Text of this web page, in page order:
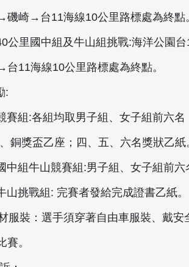
磯崎→台11海線10公里路標處為終點
里國中組及牛山組挑戰:海洋公園
11海線10公里路標處為終點。
:
組:各組均取男子組、女子組前六名
銅獎盃乙座；四、五、六名獎狀乙紙
組牛山競賽組:男子組、女子組前六
挑戰組: 完賽者發給完成證書乙紙。
裝：選手須穿著自由車服裝、戴安
賽。